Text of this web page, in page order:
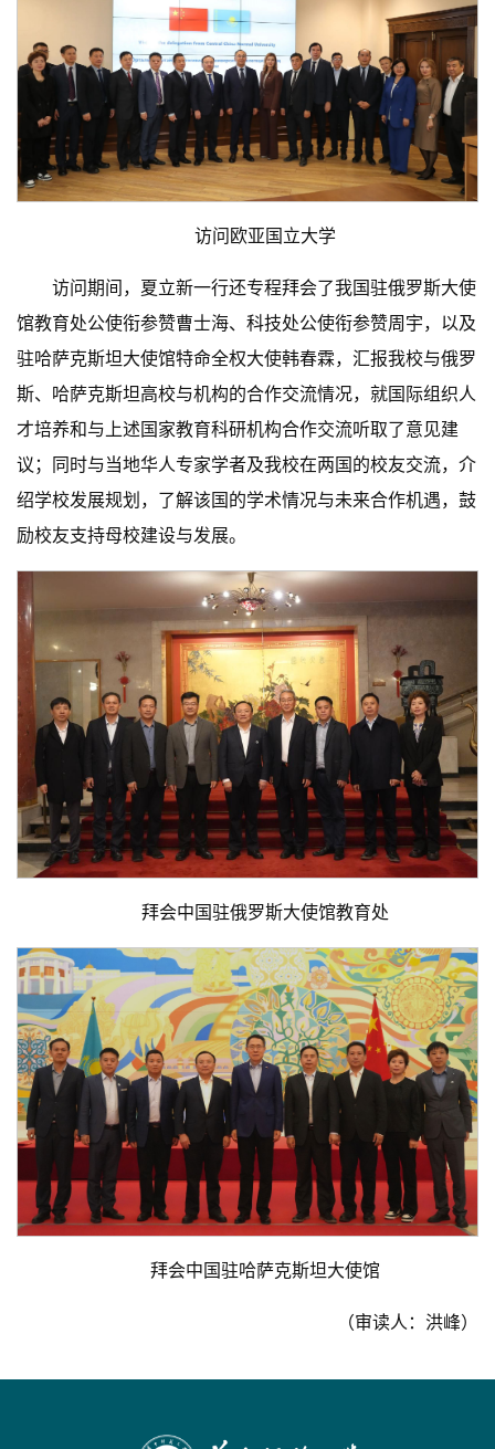
访问欧亚国立大学
访问期间，夏立新一行还专程拜会了我国驻俄罗斯大使
馆教育处公使衔参赞曹士海、科技处公使衔参赞周宇，以及
驻哈萨克斯坦大使馆特命全权大使韩春霖，汇报我校与俄罗
斯、哈萨克斯坦高校与机构的合作交流情况，就国际组织人
才培养和与上述国家教育科研机构合作交流听取了意见建
议；同时与当地华人专家学者及我校在两国的校友交流，介
绍学校发展规划，了解该国的学术情况与未来合作机遇，鼓
励校友支持母校建设与发展。
拜会中国驻俄罗斯大使馆教育处
拜会中国驻哈萨克斯坦大使馆
（审读人：洪峰）